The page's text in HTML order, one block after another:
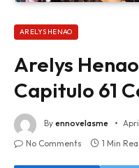
ARELYS HENAO
Arelys
Capitulo 61
By ennovelasme
No Comments
1 Min